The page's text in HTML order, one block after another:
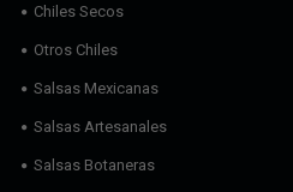
Chiles Secos
Otros Chiles
Salsas Mexicanas
Salsas Artesanales
Salsas Botaneras